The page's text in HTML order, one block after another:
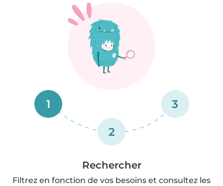
1
2
3
Rechercher
Filtrez en fonction de vos besoins et consultez les